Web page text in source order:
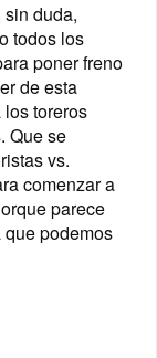
duda,
todos los
poner freno
de esta
toreros
Que se
vs.
comenzar a
parece
podemos